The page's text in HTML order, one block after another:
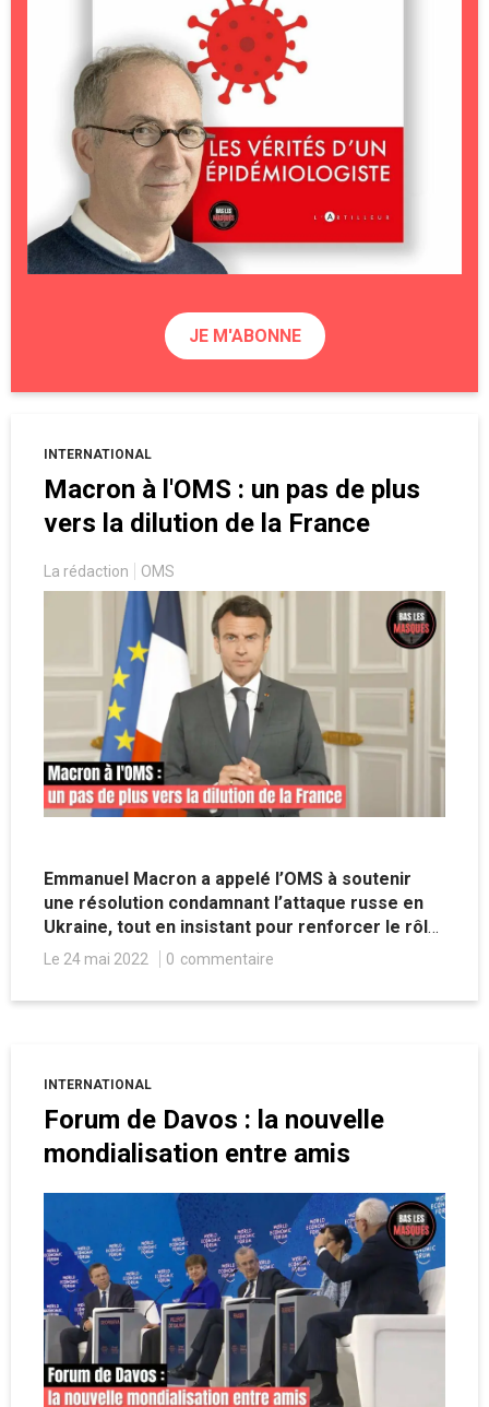
JE M'ABONNE
INTERNATIONAL
Macron à l'OMS : un pas de plus
vers la dilution de la France
La rédaction OMS
Emmanuel Macron a appelé l’OMS à soutenir
une résolution condamnant l’attaque russe en
Ukraine, tout en insistant pour renforcer le rôle
de cette organisation dans la gestion sanitaire
contraignants ».
Le 24 mai 2022 0 commentaire
INTERNATIONAL
Forum de Davos : la nouvelle
mondialisation entre amis